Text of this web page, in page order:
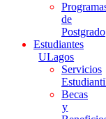
de
Postgrado
Estudiantes
ULagos
Servicios
Becas
y